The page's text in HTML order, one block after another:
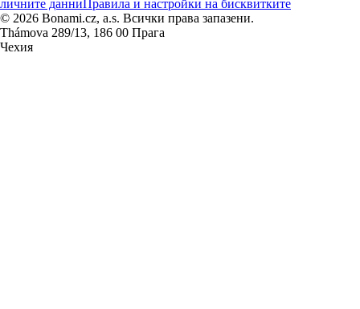
личните данни Правила и настройки на бисквитките
© 2026 Bonami.cz, a.s. Всички права запазени.
Thámova 289/13, 186 00 Прага
Чехия